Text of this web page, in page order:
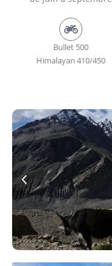
Bullet 500
Himalayan 410/450